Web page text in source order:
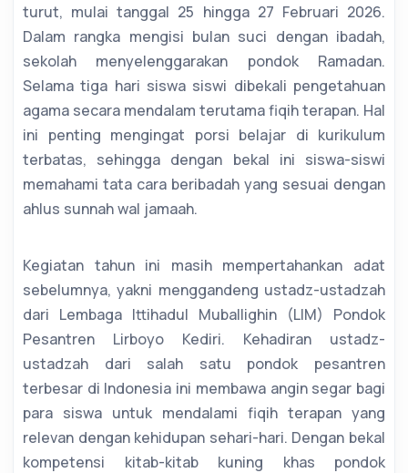
turut, mulai tanggal 25 hingga 27 Februari 2026.
Dalam rangka mengisi bulan suci dengan ibadah,
sekolah menyelenggarakan pondok Ramadan.
Selama tiga hari siswa siswi dibekali pengetahuan
agama secara mendalam terutama fiqih terapan. Hal
ini penting mengingat porsi belajar di kurikulum
terbatas, sehingga dengan bekal ini siswa-siswi
memahami tata cara beribadah yang sesuai dengan
ahlus sunnah wal jamaah.
Kegiatan tahun ini masih mempertahankan adat
sebelumnya, yakni menggandeng ustadz-ustadzah
dari Lembaga Ittihadul Muballighin (LIM) Pondok
Pesantren Lirboyo Kediri. Kehadiran ustadz-
ustadzah dari salah satu pondok pesantren
terbesar di Indonesia ini membawa angin segar bagi
para siswa untuk mendalami fiqih terapan yang
relevan dengan kehidupan sehari-hari. Dengan bekal
kompetensi kitab-kitab kuning khas pondok